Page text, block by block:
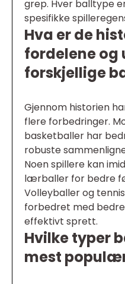
grep. Hver balltype
spesifikke
Hva er de
fordelene og
forskjellige
Gjennom historien
flere forbedringer.
basketballer har
robuste
Noen spillere kan
lærballer for bedre
Volleyballer og
forbedret med
effektivt sprett.
Hvilke typer
mest